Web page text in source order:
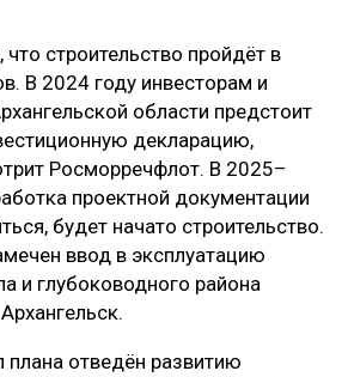
что строительство пройдёт в
В 2024 году инвесторам и
области предстоит
декларацию,
Росморречфлот. В 2025–
проектной документации
будет начато строительство.
ввод в эксплуатацию
и глубоководного района
отведён развитию